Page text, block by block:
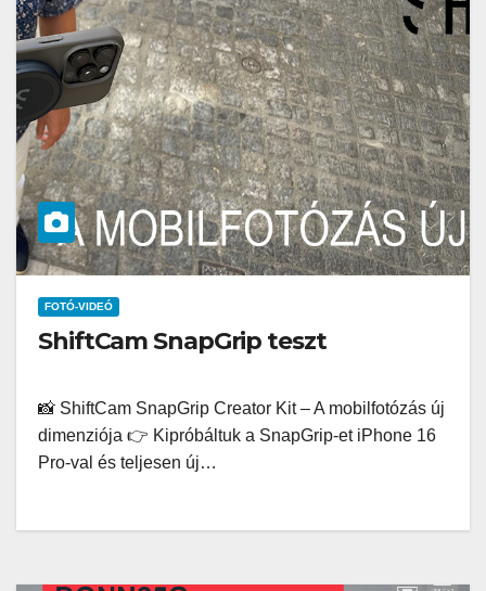
FOTÓ-VIDEÓ
ShiftCam SnapGrip teszt
📸 ShiftCam SnapGrip Creator Kit – A mobilfotózás új
dimenziója 👉 Kipróbáltuk a SnapGrip-et iPhone 16
Pro-val és teljesen új…